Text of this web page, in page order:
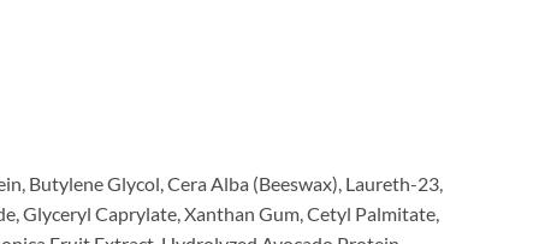
Butylene Glycol, Cera Alba (Beeswax), Laureth-23,
Glyceryl Caprylate, Xanthan Gum, Cetyl Palmitate,